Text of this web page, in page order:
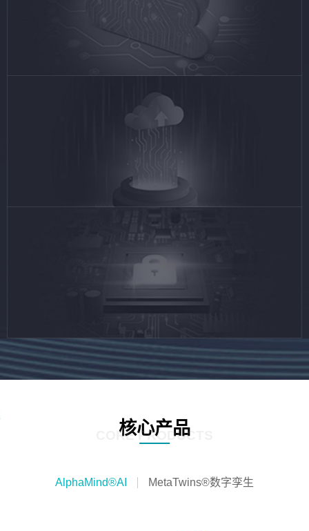
核心产品
CORE PRODUCTS
AlphaMind®AI MetaTwins®数字孪生